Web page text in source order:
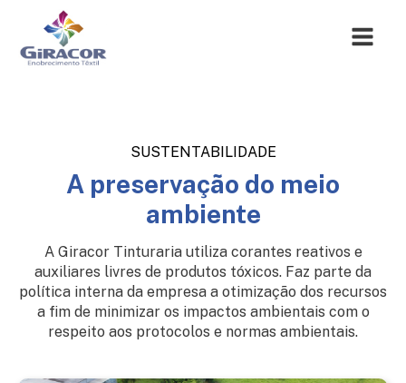
SUSTENTABILIDADE
A preservação do meio
ambiente
A Giracor Tinturaria utiliza corantes reativos e
auxiliares livres de produtos tóxicos. Faz parte da
política interna da empresa a otimização dos recursos
a fim de minimizar os impactos ambientais com o
respeito aos protocolos e normas ambientais.